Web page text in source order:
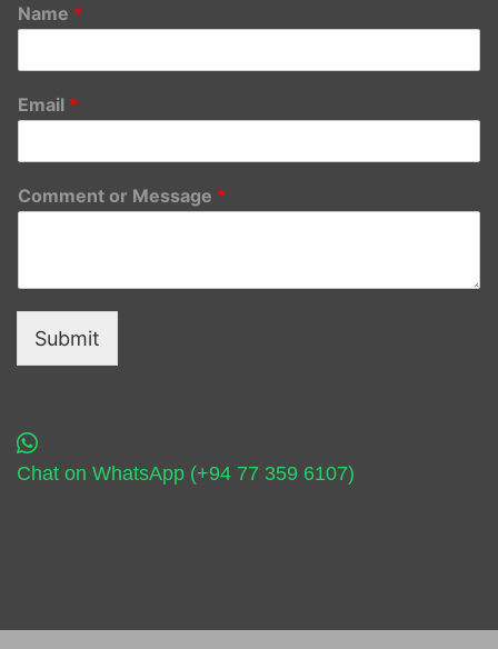
Name *
Email *
Comment or Message *
Submit
Chat on WhatsApp (+94 77 359 6107)